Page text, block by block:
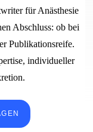
für Anästhesie
Abschluss: ob bei
Publikationsreife.
individueller